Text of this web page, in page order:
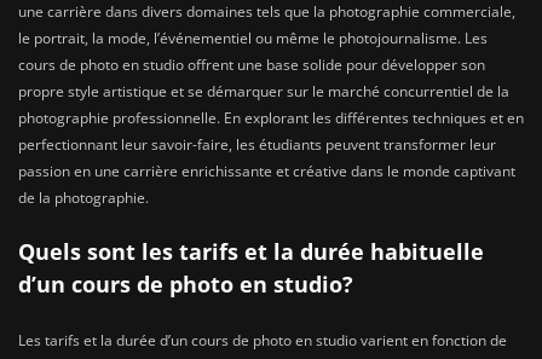
une carrière dans divers domaines tels que la photographie commerciale,
le portrait, la mode, l’événementiel ou même le photojournalisme. Les
cours de photo en studio offrent une base solide pour développer son
propre style artistique et se démarquer sur le marché concurrentiel de la
photographie professionnelle. En explorant les différentes techniques et en
perfectionnant leur savoir-faire, les étudiants peuvent transformer leur
passion en une carrière enrichissante et créative dans le monde captivant
de la photographie.
Quels sont les tarifs et la durée habituelle
d’un cours de photo en studio?
Les tarifs et la durée d’un cours de photo en studio varient en fonction de